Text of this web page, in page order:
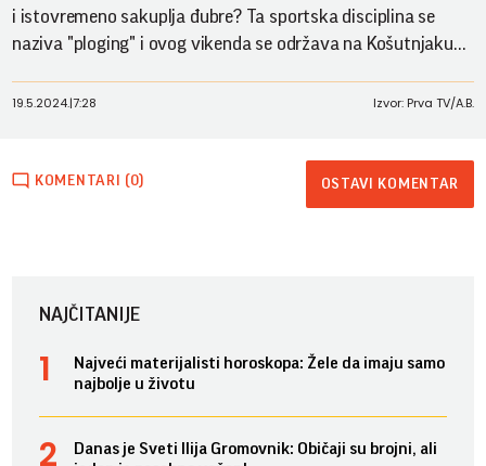
i istovremeno sakuplja đubre? Ta sportska disciplina se
naziva "ploging" i ovog vikenda se održava na Košutnjaku...
19.5.2024.|7:28 Izvor: Prva TV/A.B.
KOMENTARI (0) OSTAVI KOMENTAR
NAJČITANIJE
Najveći materijalisti horoskopa: Žele da imaju samo
najbolje u životu
Danas je Sveti Ilija Gromovnik: Običaji su brojni, ali